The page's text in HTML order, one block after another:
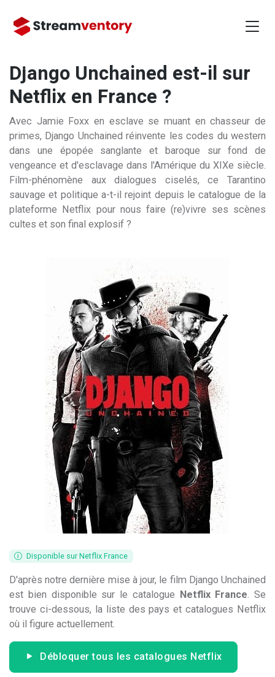
Django Unchained est-il sur
Netflix en France ?
Avec Jamie Foxx en esclave se muant en chasseur de
primes, Django Unchained réinvente les codes du western
dans une épopée sanglante et baroque sur fond de
vengeance et d'esclavage dans l'Amérique du XIXe siècle.
Film-phénomène aux dialogues ciselés, ce Tarantino
sauvage et politique a-t-il rejoint depuis le catalogue de la
plateforme Netflix pour nous faire (re)vivre ses scènes
cultes et son final explosif ?
Disponible sur Netflix France
D'après notre dernière mise à jour, le film Django Unchained
est bien disponible sur le catalogue Netflix France . Se
trouve ci-dessous, la liste des pays et catalogues Netflix
où il figure actuellement.
Débloquer tous les catalogues Netflix